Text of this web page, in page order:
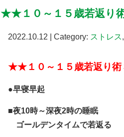
★★１０～１５歳若返り
2022.10.12 | Category: ストレス,
★★１０～１５歳若返り
●早寝早起
■夜10時～深夜2時の睡眠
ゴールデンタイムで若返る